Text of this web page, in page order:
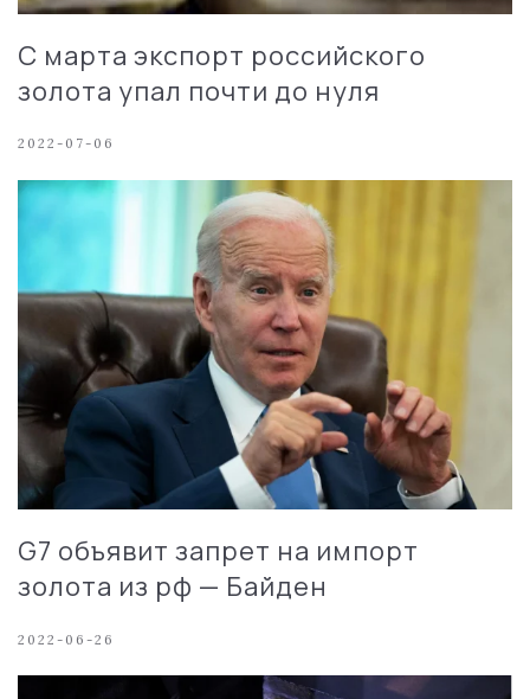
С марта экспорт российского
золота упал почти до нуля
2022-07-06
G7 объявит запрет на импорт
золота из рф — Байден
2022-06-26